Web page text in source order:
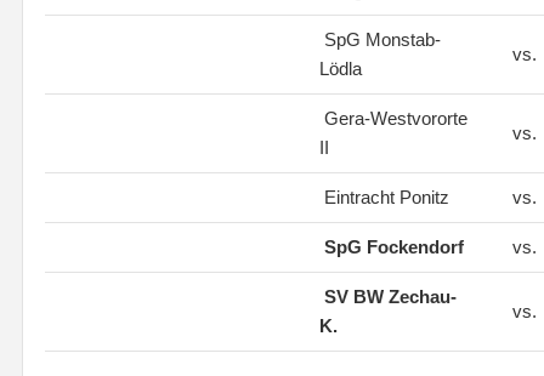
SpG Monstab-
Lödla
vs.
Gera-Westvororte
II
vs.
Eintracht Ponitz vs.
SpG Fockendorf vs.
SV BW Zechau-
K.
vs.